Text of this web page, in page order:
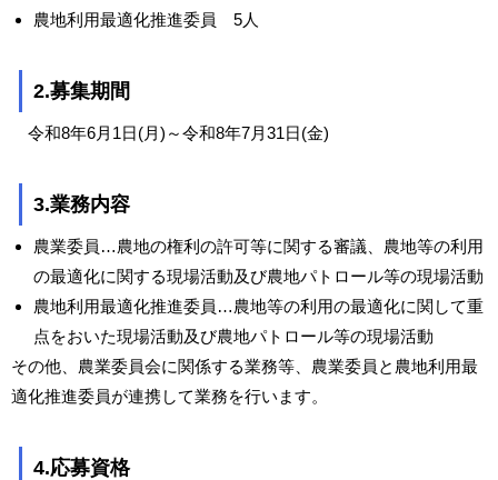
農地利用最適化推進委員 5人
2.募集期間
令和8年6月1日(月)～令和8年7月31日(金)
3.業務内容
農業委員…農地の権利の許可等に関する審議、農地等の利用
の最適化に関する現場活動及び農地パトロール等の現場活動
農地利用最適化推進委員…農地等の利用の最適化に関して重
点をおいた現場活動及び農地パトロール等の現場活動
その他、農業委員会に関係する業務等、農業委員と農地利用最
適化推進委員が連携して業務を行います。
4.応募資格